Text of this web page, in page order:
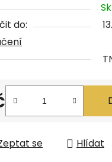
do:
se Hlídat